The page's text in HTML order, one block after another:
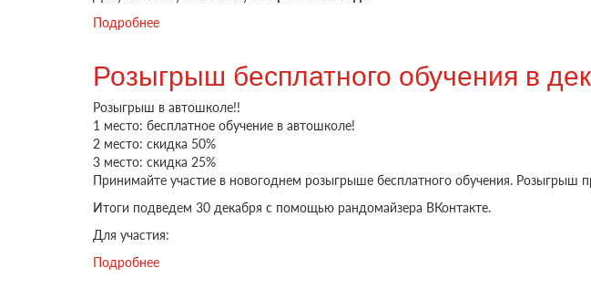
Подробнее
Розыгрыш бесплатного обучения в
Розыгрыш в автошколе!!
1 место: бесплатное обучение в автошколе!
2 место: скидка 50%
3 место: скидка 25%
Принимайте участие в новогоднем розыгрыше бесплатного обучения. Розыгрыш
Итоги подведем 30 декабря с помощью рандомайзера ВКонтакте.
Для участия:
Подробнее